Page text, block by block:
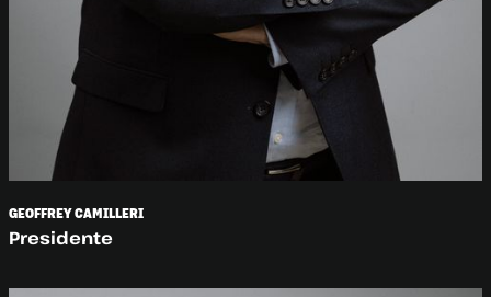
GEOFFREY CAMILLERI
Presidente